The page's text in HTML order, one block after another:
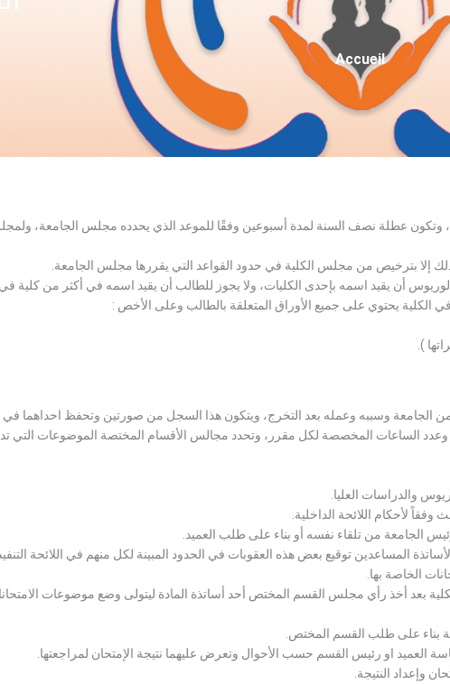
Fil
D'Ariane
Accueil
وتكون عطلة نصف السنة لمدة أسبوعين وفقًا للموعد الذي يحدده مجلس الجامعة،
ذلك إلا بترخيص من مجلس الكلية في حدود القواعد التي يقررها مجلس الجامعة.
أن يقيد اسمه بإحدى الكليات، ولا يجوز للطالب أن يقيد اسمه في أكثر من كلية
الكلية يحتوي على جميع الأوراق المتعلقة بالطالب وعلى الأخص :
).
وسببه وعمله بعد التخرج، ويتكون هذا السجل من صورتين وتحفظ احداهما في
وعدد الساعات المخصصة لكل مقرر، وتحدد مجالس الأقسام المختصة الموضوعات
والدراسات العليا.
لأحكام اللائحة الداخلية.
الجامعة من تلقاء نفسه أو بناء على طلب العميد.
المساعدين توقيع بعض هذه العقوبات في الحدود المبينة لكل منهم في اللائحة
الخاصة بها.
بعد أخذ رأي مجلس القسم المختص أحد أساتذة المادة ليتولى وضع موضوعات
بناء على طلب القسم المختص.
او رئيس القسم حسب الأحوال وتعرض عليهما نتيجة الإمتحان لمراجعتها.
وإعداد النتيجة.